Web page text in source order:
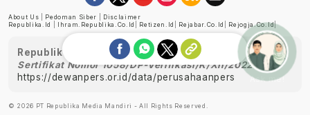
About Us Pedoman Siber
Disclaimer
Republika.id
Ihram.republika.co.id Retizen.id Rejabar.co.id Rejogja.co.id|
Republika telah diverifikasi oleh Dewan Pers
Sertifikat Nomor 1058/DP-Verifikasi/K/XII/2022
https://dewanpers.or.id/data/perusahaanpers
© 2026 PT Republika Media Mandiri - All Rights Reserved.
Ask me!